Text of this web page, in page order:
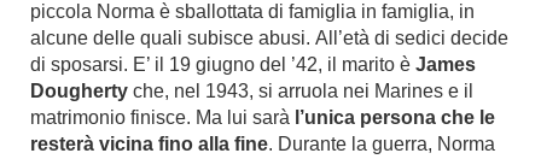
piccola Norma è sballottata di famiglia in famiglia, in
alcune delle quali subisce abusi. All’età di sedici decide
di sposarsi. E’ il 19 giugno del ’42, il marito è James
Dougherty che, nel 1943, si arruola nei Marines e il
matrimonio finisce. Ma lui sarà l’unica persona che le
resterà vicina fino alla fine. Durante la guerra, Norma